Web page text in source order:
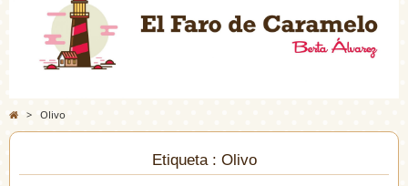
> Olivo
Etiqueta : Olivo